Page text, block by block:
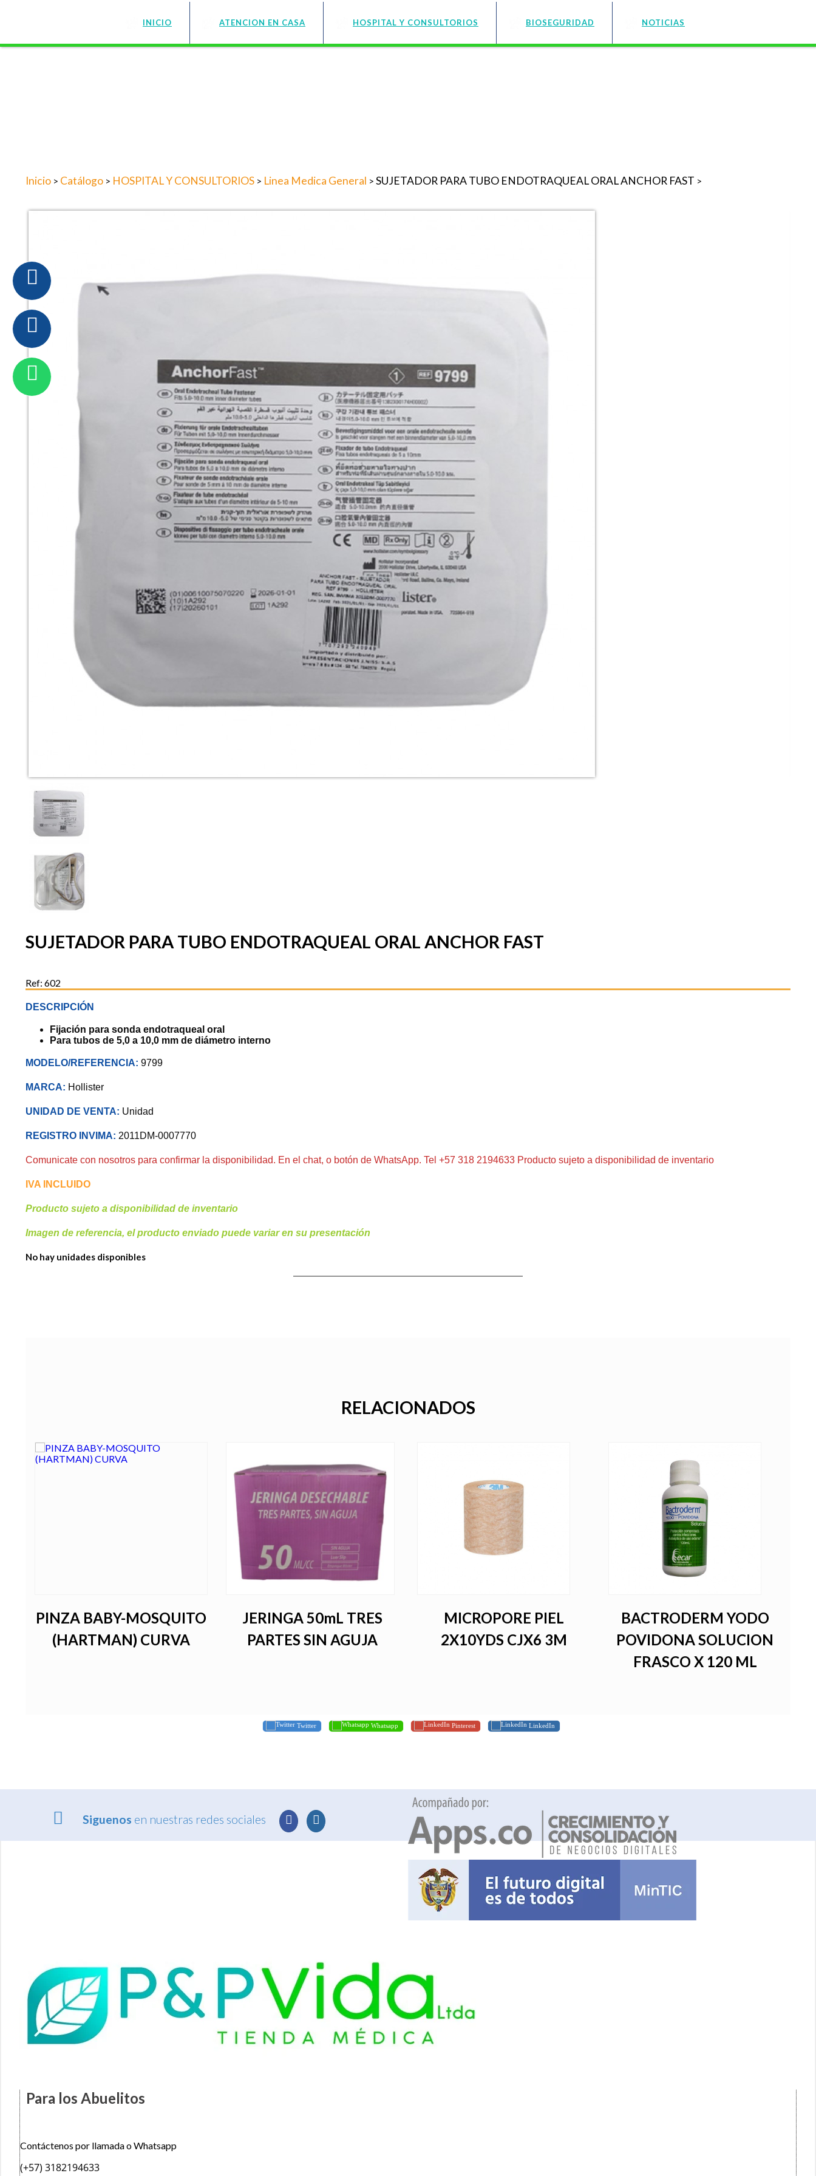
INICIO ATENCION EN CASA HOSPITAL Y CONSULTORIOS BIOSEGURIDAD NOTICIAS
Inicio > Catálogo > HOSPITAL Y CONSULTORIOS > Linea Medica General > SUJETADOR PARA TUBO ENDOTRAQUEAL ORAL ANCHOR FAST >
SUJETADOR PARA TUBO ENDOTRAQUEAL ORAL ANCHOR FAST
Ref: 602
DESCRIPCIÓN
Fijación para sonda endotraqueal oral
Para tubos de 5,0 a 10,0 mm de diámetro interno
MODELO/REFERENCIA: 9799
MARCA: Hollister
UNIDAD DE VENTA: Unidad
REGISTRO INVIMA: 2011DM-0007770
Comunicate con nosotros para confirmar la disponibilidad. En el chat, o botón de WhatsApp. Tel +57 318 2194633 Producto sujeto a disponibilidad de inventario
IVA INCLUIDO
Producto sujeto a disponibilidad de inventario
Imagen de referencia, el producto enviado puede variar en su presentación
No hay unidades disponibles
RELACIONADOS
PINZA BABY-MOSQUITO
(HARTMAN) CURVA
JERINGA 50mL TRES
PARTES SIN AGUJA
MICROPORE PIEL
2X10YDS CJX6 3M
BACTRODERM YODO
POVIDONA SOLUCION
FRASCO X 120 ML
Twitter Whatsapp Pinterest LinkedIn
Siguenos en nuestras redes sociales
Para los Abuelitos
Contáctenos por llamada o Whatsapp
(+57) 3182194633